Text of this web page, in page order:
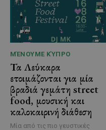
ΜΈΝΟΥΜΕ ΚΎΠΡΟ
Τα Λεύκαρα
ετοιμάζονται για μία
βραδιά γεμάτη street
food, μουσική και
καλοκαιρινή διάθεση
Μία από τις πιο γευστικές